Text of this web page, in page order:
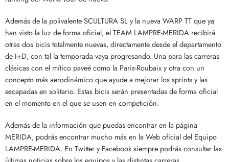
Además de la polivalente SCULTURA SL y la nueva WARP TT que ya
han visto la luz de forma oficial, el TEAM LAMPRE-MERIDA recibirá
otras dos bicis totalmente nuevas, directamente desde el departamento
de I+D, con tal la temporada vaya progresando. Una para las carreras
clásicas con el mítico paveé como la Paris-Roubaix y otra con un
concepto más aerodinámico que ayude a mejorar los sprints y las
escapadas en solitario. Estas bicis serán presentadas de forma oficial
en el momento en el que se usen en competición.
Además de la información que puedas encontrar en la página
MERIDA, podrás encontrar mucho más en la Web oficial del Equipo
LAMPRE-MERIDA. En Twitter y Facebook siempre podrás consultar las